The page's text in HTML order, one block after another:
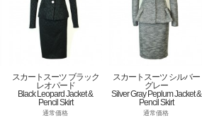
スカートスーツ ブラック
レオパード
Black Leopard Jacket &
Pencil Skirt
通常価格
スカートスーツ シルバー
グレー
Silver Gray Peplum Jacket &
Pencil Skirt
通常価格